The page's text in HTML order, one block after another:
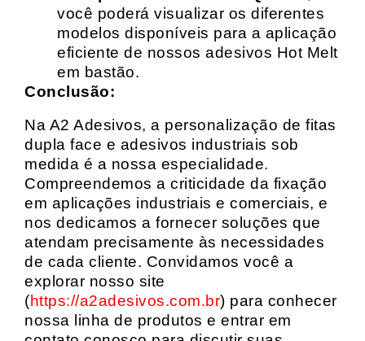
você poderá visualizar os diferentes
modelos disponíveis para a aplicação
eficiente de nossos adesivos Hot Melt
em bastão.
Conclusão:
Na A2 Adesivos, a personalização de fitas
dupla face e adesivos industriais sob
medida é a nossa especialidade.
Compreendemos a criticidade da fixação
em aplicações industriais e comerciais, e
nos dedicamos a fornecer soluções que
atendam precisamente às necessidades
de cada cliente. Convidamos você a
explorar nosso site
(https://a2adesivos.com.br) para conhecer
nossa linha de produtos e entrar em